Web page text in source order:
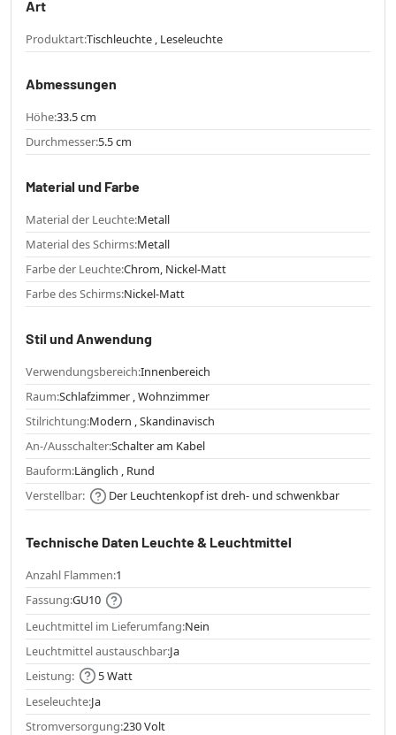
Art
Produktart:Tischleuchte , Leseleuchte
Abmessungen
Höhe:33.5 cm
Durchmesser:5.5 cm
Material und Farbe
Material der Leuchte:Metall
Material des Schirms:Metall
Farbe der Leuchte:Chrom, Nickel-Matt
Farbe des Schirms:Nickel-Matt
Stil und Anwendung
Verwendungsbereich:Innenbereich
Raum:Schlafzimmer , Wohnzimmer
Stilrichtung:Modern , Skandinavisch
An-/Ausschalter:Schalter am Kabel
Bauform:Länglich , Rund
Verstellbar:
Der Leuchtenkopf ist dreh- und schwenkbar
Technische Daten Leuchte & Leuchtmittel
Anzahl Flammen:1
Fassung:GU10
Leuchtmittel im Lieferumfang:Nein
Leuchtmittel austauschbar:Ja
Leistung:
5 Watt
Leseleuchte:Ja
Stromversorgung:230 Volt